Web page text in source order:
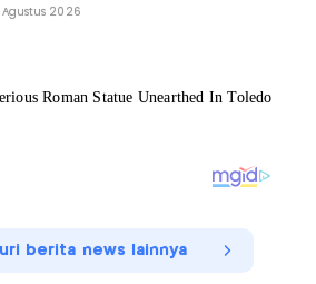
Agustus 2026
berita news lainnya